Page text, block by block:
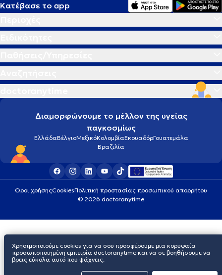
Κατέβασε το app
Διαμορφώνουμε το μέλλον της υγείας
παγκοσμίως
ΕλλάδαΒέλγιοΜεξικόΚολομβίαΕκουαδόρΓουατεμάλα
Βραζιλία
Οροι χρήσηςCookiesΠολιτική προστασίας προσωπικού απορρήτου
© 2026 doctoranytime
Χρησιμοποιούμε cookies για να σου προσφέρουμε μια κορυφαία
προσωποποιημένη εμπειρία doctoranytime και να σε βοηθήσουμε να
βρεις εύκολα αυτό που ψάχνεις.